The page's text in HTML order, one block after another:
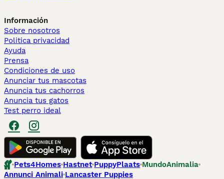
Información
Sobre nosotros
Politica privacidad
Ayuda
Prensa
Condiciones de uso
Anunciar tus mascotas
Anuncia tus cachorros
Anuncia tus gatos
Test perro ideal
Pets4Homes Hastnet PuppyPlaats MundoAnimalia
Annunci Animali Lancaster Puppies